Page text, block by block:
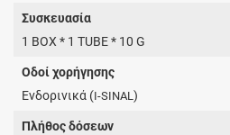
Συσκευασία
1 BOX * 1 TUBE * 10 G
Οδοί χορήγησης
Ενδορινικά (I-SINAL)
Πλήθος δόσεων